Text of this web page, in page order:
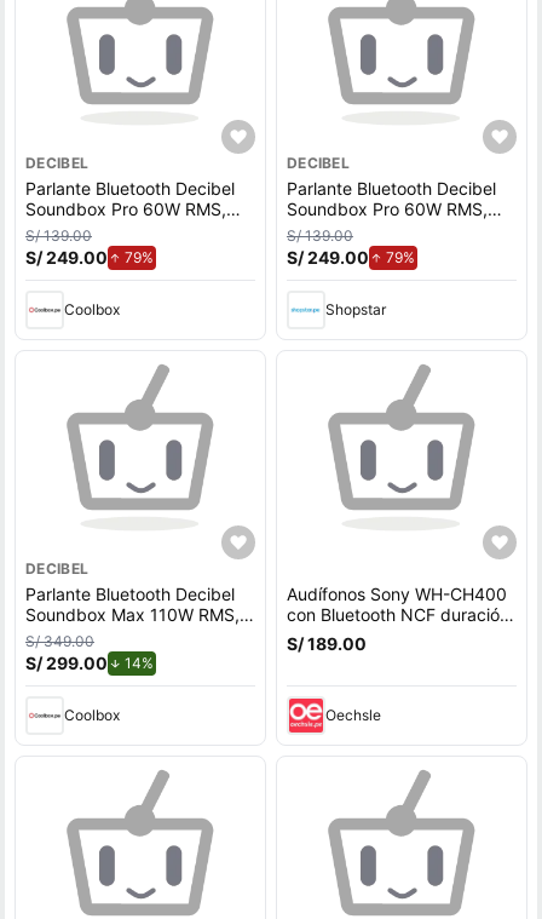
DECIBEL
Parlante Bluetooth Decibel
Soundbox Pro 60W RMS,
hasta 10 horas de duración,
potencia de bajos, resistente
al agua y al polvo IPX5,
S/ 139.00
S/ 249.00 79%
Coolbox
DECIBEL
Parlante Bluetooth Decibel
Soundbox Pro 60W RMS,
hasta 10 horas de duración,
potencia de bajos, resistente
al agua y al polvo IPX5,
S/ 139.00
S/ 249.00 79%de aumento.
Shopstar
DECIBEL
Parlante Bluetooth Decibel
Soundbox Max 110W RMS,
hasta 12 horas de duración,
resistente al agua y al polvo
IPX6, función Powerbank,
S/ 349.00
S/ 299.00 14%
Coolbox
Audífonos Sony WH-CH400
con Bluetooth NCF duración
de hasta 20 horas - RD
S/ 189.00
Oechsle